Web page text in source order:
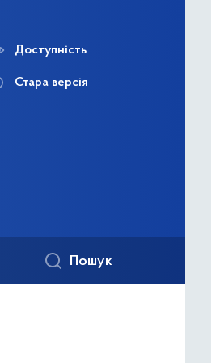
Доступність
Стара версія
Пошук